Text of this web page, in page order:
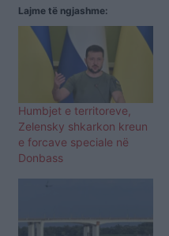
Lajme të ngjashme:
Humbjet e territoreve,
Zelensky shkarkon kreun
e forcave speciale në
Donbass